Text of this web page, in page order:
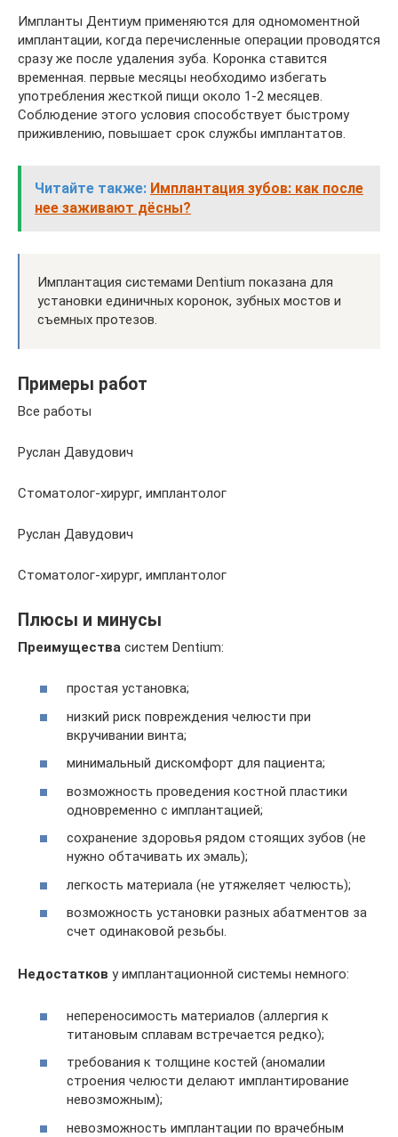
Импланты Дентиум применяются для одномоментной
имплантации, когда перечисленные операции проводятся
сразу же после удаления зуба. Коронка ставится
временная. первые месяцы необходимо избегать
употребления жесткой пищи около 1-2 месяцев.
Соблюдение этого условия способствует быстрому
приживлению, повышает срок службы имплантатов.
Читайте также: Имплантация зубов: как после
нее заживают дёсны?
Имплантация системами Dentium показана для
установки единичных коронок, зубных мостов и
съемных протезов.
Примеры работ
Все работы
Руслан Давудович
Стоматолог-хирург, имплантолог
Руслан Давудович
Стоматолог-хирург, имплантолог
Плюсы и минусы
Преимущества систем Dentium:
простая установка;
низкий риск повреждения челюсти при
вкручивании винта;
минимальный дискомфорт для пациента;
возможность проведения костной пластики
одновременно с имплантацией;
сохранение здоровья рядом стоящих зубов (не
нужно обтачивать их эмаль);
легкость материала (не утяжеляет челюсть);
возможность установки разных абатментов за
счет одинаковой резьбы.
Недостатков у имплантационной системы немного:
непереносимость материалов (аллергия к
титановым сплавам встречается редко);
требования к толщине костей (аномалии
строения челюсти делают имплантирование
невозможным);
невозможность имплантации по врачебным